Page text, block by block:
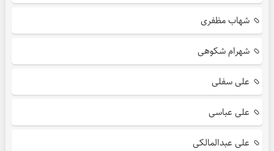
شهاب مظفری
شهرام شکوهی
علی سفلی
علی عباسی
علی عبدالمالکی